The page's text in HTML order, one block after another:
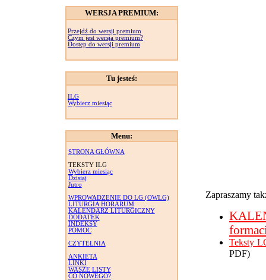
WERSJA PREMIUM:
Przejdź do wersji premium
Czym jest wersja premium?
Dostęp do wersji premium
Tu jesteś:
ILG
Wybierz miesiąc
Menu:
STRONA GŁÓWNA
TEKSTY ILG
Wybierz miesiąc
Dzisiaj
Jutro
WPROWADZENIE DO LG (OWLG)
LITURGIA HORARUM
KALENDARZ LITURGICZNY
DODATEK
INDEKSY
POMOC
CZYTELNIA
ANKIETA
LINKI
WASZE LISTY
CO NOWEGO?
Zapraszamy
Teksty
PDF)